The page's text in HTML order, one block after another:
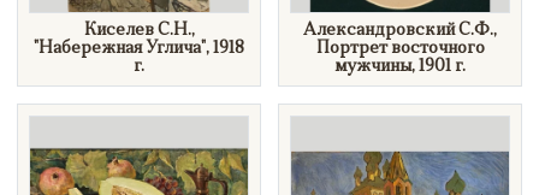
Киселев С.Н.,
"Набережная Углича", 1918
г.
Александровский С.Ф.,
Портрет восточного
мужчины, 1901 г.